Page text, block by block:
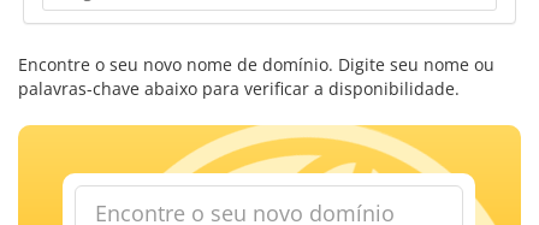
Encontre o seu novo nome de domínio. Digite seu nome ou
palavras-chave abaixo para verificar a disponibilidade.